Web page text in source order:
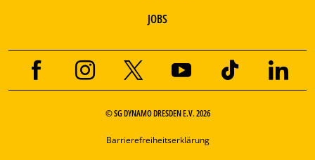
JOBS
© SG DYNAMO DRESDEN E.V. 2026
Barrierefreiheitserklärung